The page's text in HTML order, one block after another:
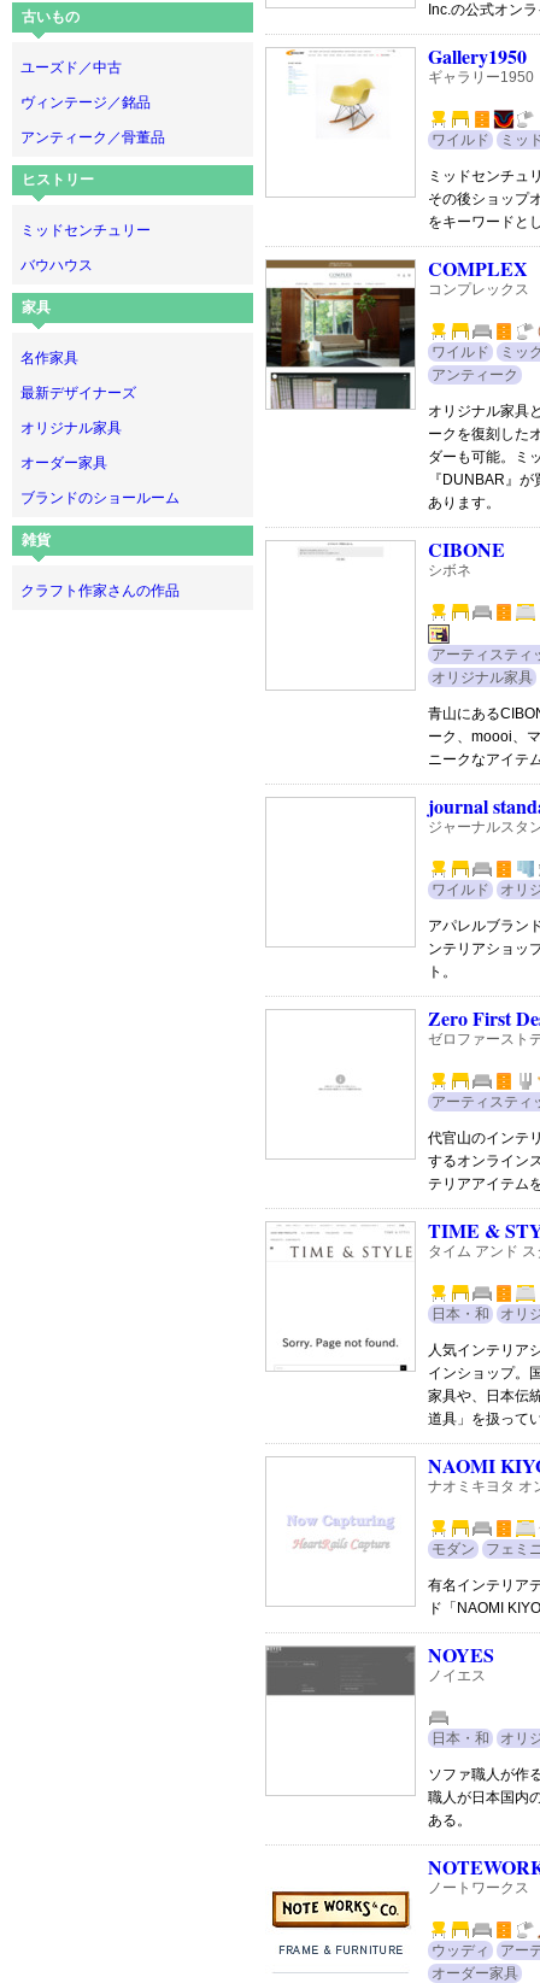
古いもの
ユーズド／中古
ヴィンテージ／銘品
アンティーク／骨董品
ヒストリー
ミッドセンチュリー
バウハウス
家具
名作家具
最新デザイナーズ
オリジナル家具
オーダー家具
ブランドのショールーム
雑貨
クラフト作家さんの作品
Inc.の公式オン
Gallery1950
ギャラリー1950
ワイルド ミッ
ミッドセンチュ
その後ショップ
をキーワードと
COMPLEX
コンプレックス
ワイルド
ミッ
アンティーク
オリジナル家具
ークを復刻した
ダーも可能。ミ
『DUNBAR』
あります。
CIBONE
シボネ
アーティスティ
オリジナル家具
青山にある
ーク、moooi、
ニークなアイテ
journal
ジャーナルスタ
ワイルド オリ
アパレルブラン
ンテリアショッ
ト。
Zero First
ゼロファースト
アーティスティ
代官山のインテ
するオンライン
テリアアイテム
TIME &
タイム アンド
日本・和 オリ
人気インテリア
インショップ。
家具や、日本伝
道具」を扱って
NAOMI
ナオミキヨタ オ
モダン フェミ
有名インテリア
ド「NAOMI
NOYES
ノイエス
日本・和 オリ
ソファ職人が作
職人が日本国内
ある。
ノートワークス
ウッディ
アー
オーダー家具